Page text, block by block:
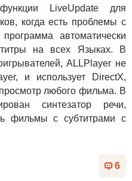
LiveUpdate для
когда есть проблемы с
автоматически
на всех Языках. В
ALLPlayer не
и использует DirectX,
любого фильма. В
синтезатор речи,
фильмы с субтитрами с
6